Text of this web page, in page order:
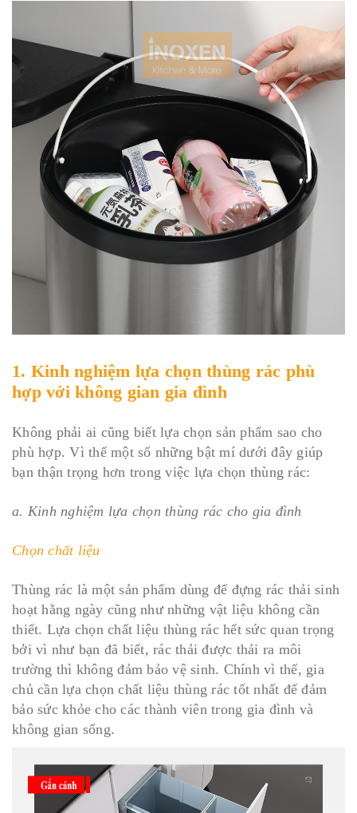
1. Kinh nghiệm lựa chọn thùng rác phù
hợp với không gian gia đình
Không phải ai cũng biết lựa chọn sản phẩm sao cho
phù hợp. Vì thế một số những bật mí dưới đây giúp
bạn thận trọng hơn trong việc lựa chọn thùng rác:
a. Kinh nghiệm lựa chọn thùng rác cho gia đình
Chọn chất liệu
Thùng rác là một sản phẩm dùng để đựng rác thải sinh
hoạt hằng ngày cũng như những vật liệu không cần
thiết. Lựa chọn chất liệu thùng rác hết sức quan trọng
bởi vì như bạn đã biết, rác thải được thải ra môi
trường thì không đảm bảo vệ sinh. Chính vì thế, gia
chủ cần lựa chọn chất liệu thùng rác tốt nhất để đảm
bảo sức khỏe cho các thành viên trong gia đình và
không gian sống.